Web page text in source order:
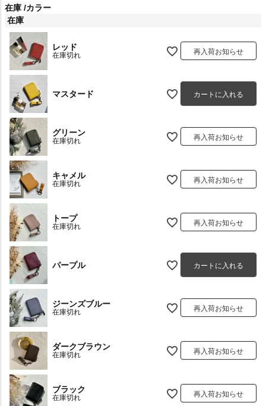
在庫 カラー
在庫
レッド
在庫切れ 再入荷お知らせ
マスタード カートに入れる
グリーン
在庫切れ 再入荷お知らせ
キャメル
在庫切れ 再入荷お知らせ
トープ
在庫切れ 再入荷お知らせ
パープル カートに入れる
ジーンズブルー
在庫切れ 再入荷お知らせ
ダークブラウン
在庫切れ 再入荷お知らせ
ブラック
在庫切れ 再入荷お知らせ